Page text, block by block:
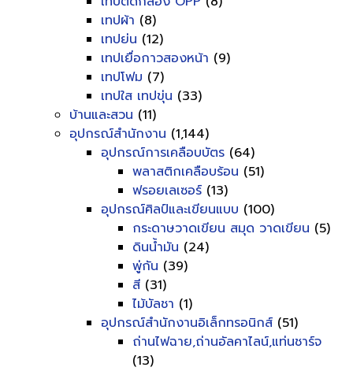
เทปผ้า (8)
เทปย่น (12)
เทปเยื่อกาวสองหน้า (9)
เทปโฟม (7)
เทปใส เทปขุ่น (33)
บ้านและสวน (11)
อุปกรณ์สำนักงาน (1,144)
อุปกรณ์การเคลือบบัตร (64)
พลาสติกเคลือบร้อน (51)
ฟรอยเลเซอร์ (13)
อุปกรณ์ศิลป์และเขียนแบบ (100)
กระดาษวาดเขียน สมุด วาดเขียน (5)
ดินน้ำมัน (24)
พู่กัน (39)
สี (31)
ไม้บัลชา (1)
อุปกรณ์สำนักงานอิเล็กทรอนิกส์ (51)
ถ่านไฟฉาย,ถ่านอัลคาไลน์,แท่นชาร์จ
(13)